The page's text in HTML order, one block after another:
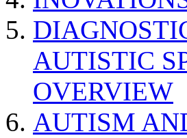
AUTISTIC
OVERVIEW
AUTISM